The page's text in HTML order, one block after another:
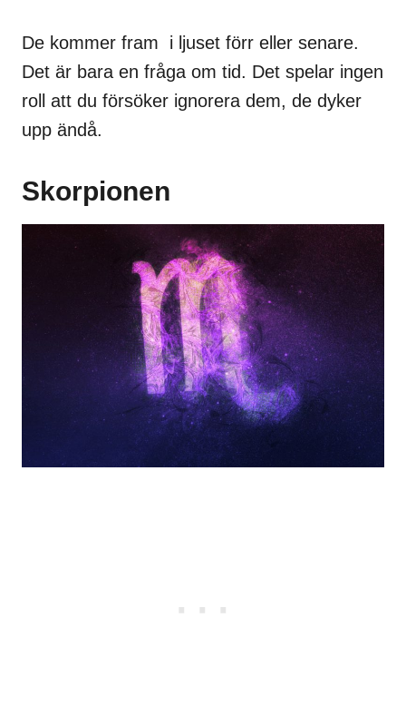
De kommer fram i ljuset förr eller senare.
Det är bara en fråga om tid. Det spelar ingen
roll att du försöker ignorera dem, de dyker
upp ändå.
Skorpionen